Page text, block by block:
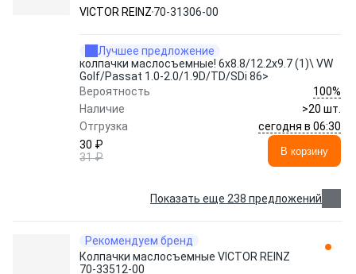
VICTOR REINZ 70-31306-00
Лучшее предложение
колпачки маслосъемные! 6x8.8/12.2x9.7 (1)\ VW
Golf/Passat 1.0-2.0/1.9D/TD/SDi 86>
Вероятность
100%
Наличие
>20 шт.
Отгрузка
сегодня в 06:30
30 ₽
31 ₽
В корзину
Показать еще 238 предложений
Рекомендуем бренд
Колпачки маслосъемные VICTOR REINZ
70-33512-00